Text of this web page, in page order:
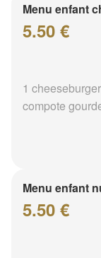
Menu enfant
5.50 €
1
compote
Menu enfant
5.50 €